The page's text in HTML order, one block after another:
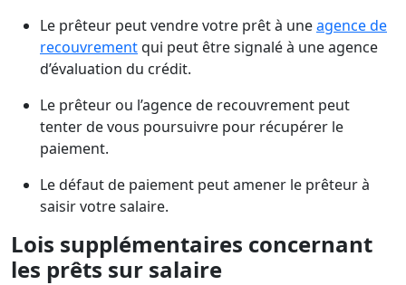
Le prêteur peut vendre votre prêt à uneagence de
recouvrementqui peut être signalé à une agence
d’évaluation du crédit.
Le prêteur ou l’agence de recouvrement peut
tenter de vous poursuivre pour récupérer le
paiement.
Le défaut de paiement peut amener le prêteur à
saisir votre salaire.
Lois supplémentaires concernant
les prêts sur salaire